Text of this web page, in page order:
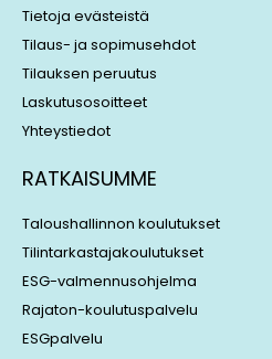
Tietoja evästeistä
Tilaus- ja sopimusehdot
Tilauksen peruutus
Laskutusosoitteet
Yhteystiedot
RATKAISUMME
Taloushallinnon koulutukset
Tilintarkastajakoulutukset
ESG-valmennusohjelma
Rajaton-koulutuspalvelu
ESGpalvelu